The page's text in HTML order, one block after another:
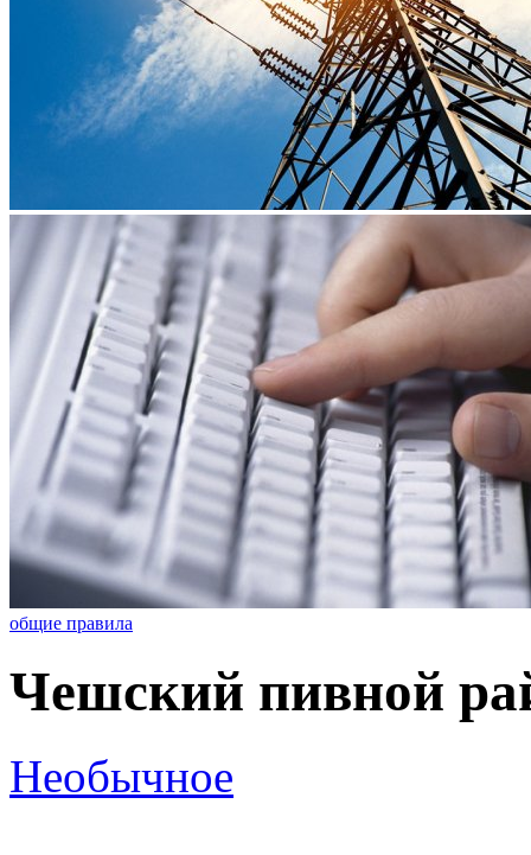
общие правила
Чешский пивной
Необычное